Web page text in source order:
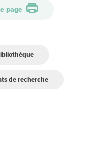
page
de recherche